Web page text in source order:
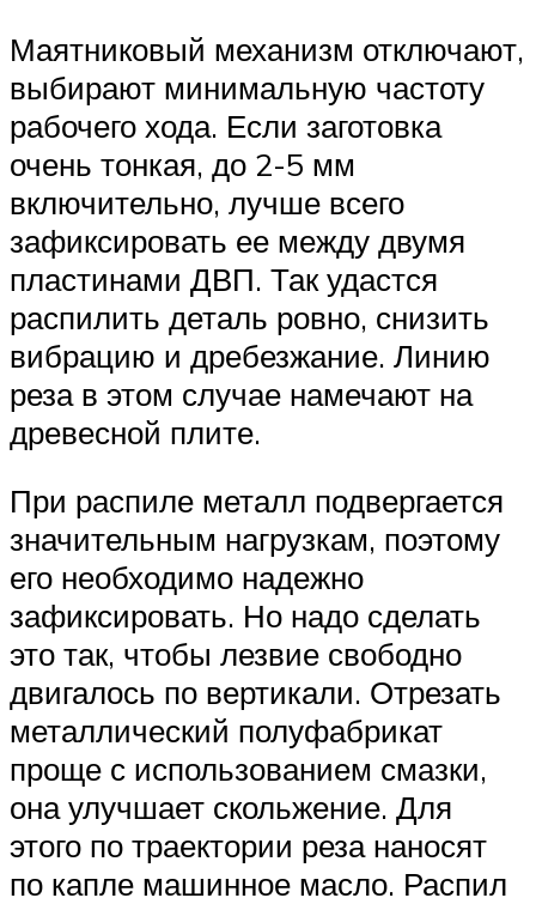
Маятниковый механизм отключают,
выбирают минимальную частоту
рабочего хода. Если заготовка
очень тонкая, до 2-5 мм
включительно, лучше всего
зафиксировать ее между двумя
пластинами ДВП. Так удастся
распилить деталь ровно, снизить
вибрацию и дребезжание. Линию
реза в этом случае намечают на
древесной плите.
При распиле металл подвергается
значительным нагрузкам, поэтому
его необходимо надежно
зафиксировать. Но надо сделать
это так, чтобы лезвие свободно
двигалось по вертикали. Отрезать
металлический полуфабрикат
проще с использованием смазки,
она улучшает скольжение. Для
этого по траектории реза наносят
по капле машинное масло. Распил